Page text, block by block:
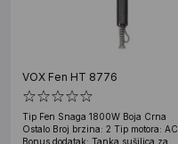
VOX Fen HT 8776
Tip Fen Snaga 1800W Boja Crna
Ostalo Broj brzina: 2 Tip motora: AC
Bonus dodatak: Tanka sušilica za